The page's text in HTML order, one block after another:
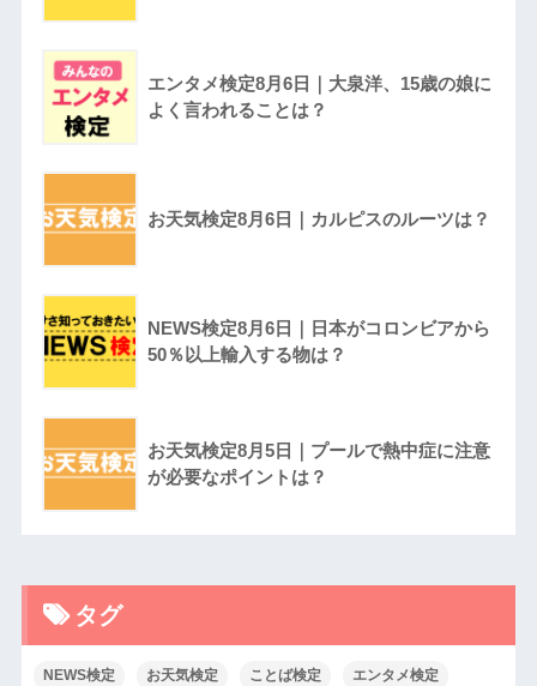
エンタメ検定8月6日｜大泉洋、15歳の娘に
よく言われることは？
お天気検定8月6日｜カルピスのルーツは？
NEWS検定8月6日｜日本がコロンビアから
50％以上輸入する物は？
お天気検定8月5日｜プールで熱中症に注意
が必要なポイントは？
タグ
NEWS検定 お天気検定 ことば検定 エンタメ検定